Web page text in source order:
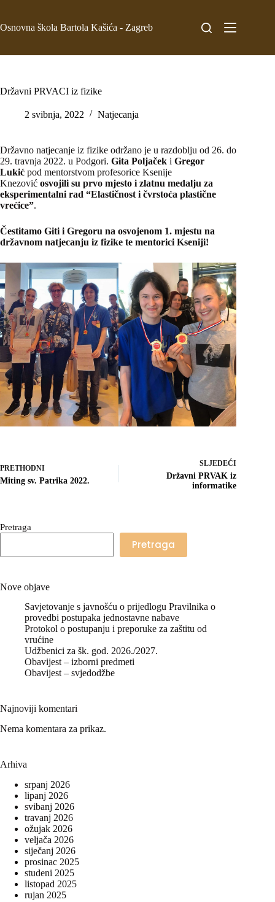
Osnovna škola Bartola Kašića - Zagreb
Državni PRVACI iz fizike
2 svibnja, 2022 Natjecanja
Državno natjecanje iz fizike održano je u razdoblju od 26. do
29. travnja 2022. u Podgori. Gita Poljaček i Gregor
Lukić pod mentorstvom profesorice Ksenije
Knezović osvojili su prvo mjesto i zlatnu medalju za
eksperimentalni rad “Elastičnost i čvrstoća plastične
vrećice”.
Čestitamo Giti i Gregoru na osvojenom 1. mjestu na
državnom natjecanju iz fizike te mentorici Kseniji!
PRETHODNI
Miting sv. Patrika 2022.
SLJEDEĆI
Državni PRVAK iz
informatike
Pretraga
Pretraga
Nove objave
Savjetovanje s javnošću o prijedlogu Pravilnika o
provedbi postupaka jednostavne nabave
Protokol o postupanju i preporuke za zaštitu od
vrućine
Udžbenici za šk. god. 2026./2027.
Obavijest – izborni predmeti
Obavijest – svjedodžbe
Najnoviji komentari
Nema komentara za prikaz.
Arhiva
srpanj 2026
lipanj 2026
svibanj 2026
travanj 2026
ožujak 2026
veljača 2026
siječanj 2026
prosinac 2025
studeni 2025
listopad 2025
rujan 2025